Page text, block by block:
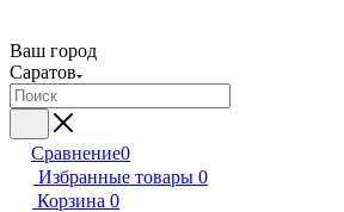
Ваш город
Саратов
Сравнение0
Избранные товары 0
Корзина 0